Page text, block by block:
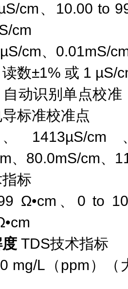
cm 、10.00 to
cm
µS/cm、 0.01mS/
读数±1% 或 1 µS/
自动识别单点校
标准校准点
1413µS/cm
、80.0mS/cm、
标
Ω•cm 、 0 to
TDS技术指标
mg/L（ppm） （